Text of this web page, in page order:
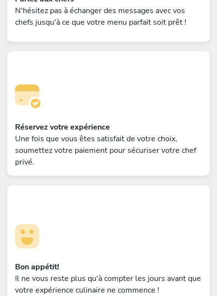
N'hésitez pas à échanger des messages avec vos
chefs jusqu'à ce que votre menu parfait soit prêt !
Réservez votre expérience
Une fois que vous êtes satisfait de votre choix,
soumettez votre paiement pour sécuriser votre chef
privé.
Bon appétit!
Il ne vous reste plus qu'à compter les jours avant que
votre expérience culinaire ne commence !